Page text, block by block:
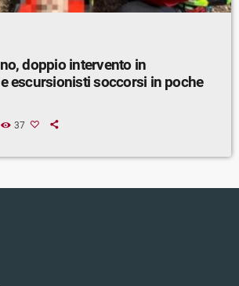
doppio intervento in
escursionisti soccorsi in poche
37